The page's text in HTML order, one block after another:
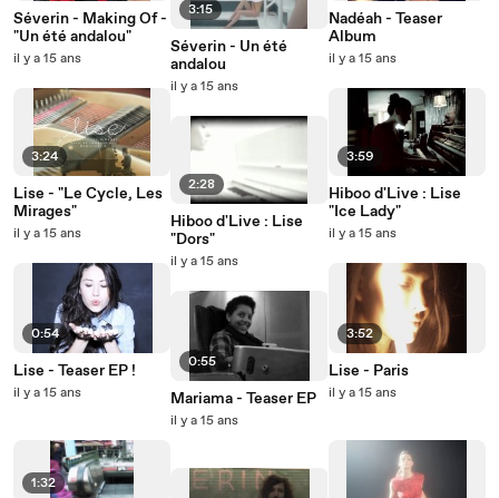
Séverin - Making Of -
"Un été andalou"
il y a 15 ans
3:24
Lise - "Le Cycle, Les
Mirages"
il y a 15 ans
0:54
Lise - Teaser EP !
il y a 15 ans
1:32
3:15
Séverin - Un été
andalou
il y a 15 ans
2:28
Hiboo d'Live : Lise
"Dors"
il y a 15 ans
0:55
Mariama - Teaser EP
il y a 15 ans
Nadéah - Teaser
Album
il y a 15 ans
3:59
Hiboo d'Live : Lise
"Ice Lady"
il y a 15 ans
3:52
Lise - Paris
il y a 15 ans